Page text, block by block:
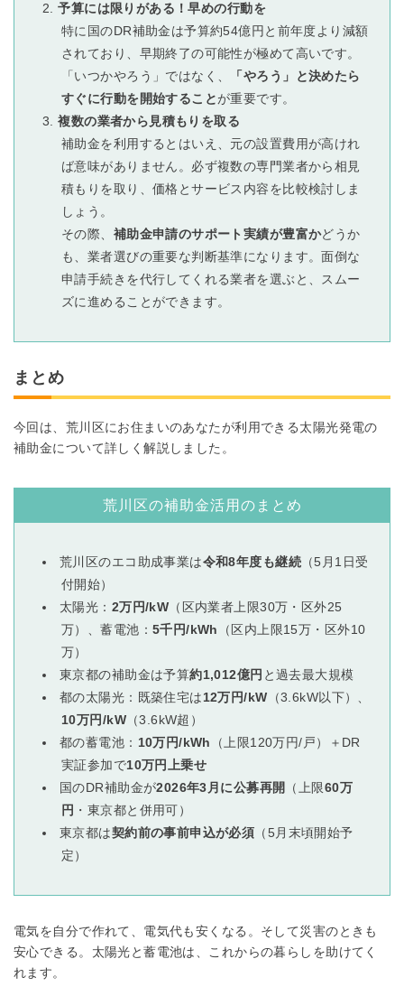
予算には限りがある！早めの行動を
特に国のDR補助金は予算約54億円と前年度より減額
されており、早期終了の可能性が極めて高いです。
「いつかやろう」ではなく、
「やろう」と決めたら
すぐに行動を開始することが重要です。
複数の業者から見積もりを取る
補助金を利用するとはいえ、元の設置費用が高けれ
ば意味がありません。必ず複数の専門業者から相見
積もりを取り、価格とサービス内容を比較検討しま
しょう。
その際、 補助金申請のサポート実績が豊富かどうか
も、業者選びの重要な判断基準になります。面倒な
申請手続きを代行してくれる業者を選ぶと、スムー
ズに進めることができます。
まとめ
今回は、荒川区にお住まいのあなたが利用できる太陽光発電の
補助金について詳しく解説しました。
荒川区の補助金活用のまとめ
荒川区のエコ助成事業は令和8年度も継続 （5月1日受
付開始）
太陽光： 2万円/kW （区内業者上限30万・区外25
万）、蓄電池： 5千円/kWh
（区内上限15万・区外10
万）
東京都の補助金は予算約1,012億円 と過去最大規模
都の太陽光：既築住宅は12万円/kW （3.6kW以下）、
10万円/kW（3.6kW超）
都の蓄電池： 10万円/kWh
（上限120万円/戸）＋DR
実証参加で10万円上乗せ
国のDR補助金が2026年3月に公募再開 （上限60万
円 ・東京都と併用可）
東京都は契約前の事前申込が必須 （5月末頃開始予
定）
電気を自分で作れて、電気代も安くなる。そして災害のときも
安心できる。太陽光と蓄電池は、これからの暮らしを助けてく
れます。